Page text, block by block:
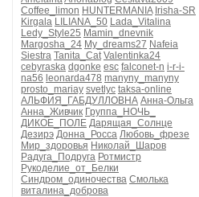
Coffee_limon HUNTERMANIA Irisha-SR
Kirgala LILIANA_50 Lada_Vitalina
Ledy_Style25 Mamin_dnevnik
Margosha_24 My_dreams27 Nafeia
Siestra Tanita_Cat Valentinka24
cebyraska dgonke esc falconet-n i-r-i-
na56 leonarda478 manyny_manyny
prosto_mariay svetlyc taksa-online
АЛЬФИЯ_ГАБДУЛЛОВНА Анна-Ольга
Анна_Живчик Группа_НОЧЬ_
ДИКОЕ_ПОЛЕ Дарящая_Солнце
Дезирэ Донна_Росса Любовь_фрезе
Мир_здоровья Николай_Шаров
Радуга_Подруга Ротмистр
Рукоделие_от_Белки
Синдром_одиночества Смолька
виталина_доброва